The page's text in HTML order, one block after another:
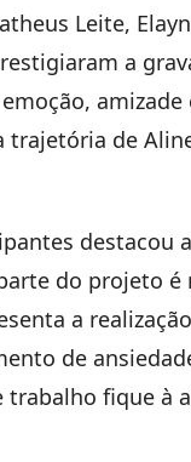
Leite,
a
amizade
de
destacou
do projeto
a
de
fique à